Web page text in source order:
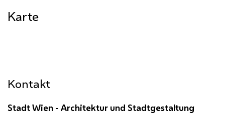
Karte
Kontakt
Stadt Wien - Architektur und Stadtgestaltung